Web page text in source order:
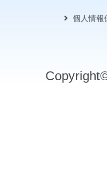
個人情報